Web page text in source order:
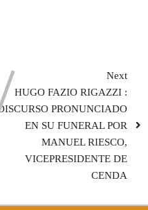
Next
HUGO FAZIO RIGAZZI :
PRONUNCIADO
EN SU FUNERAL POR
MANUEL RIESCO,
VICEPRESIDENTE DE
CENDA